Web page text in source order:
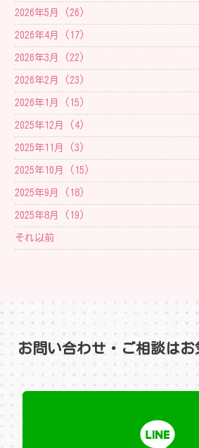
2026年5月 (26)
2026年4月 (17)
2026年3月 (22)
2026年2月 (23)
2026年1月 (15)
2025年12月 (4)
2025年11月 (3)
2025年10月 (15)
2025年9月 (18)
2025年8月 (19)
それ以前
お問い合わせ・ご相談はお